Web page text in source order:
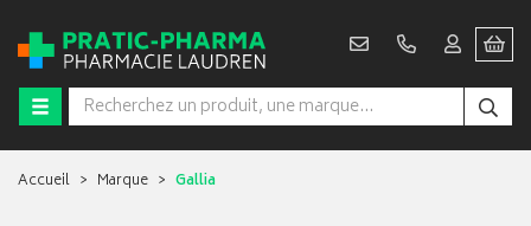
Accueil Marque Gallia